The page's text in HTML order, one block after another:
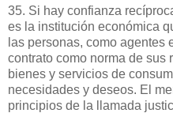
35. Si hay confianza
es la institución económica
las personas, como agentes
contrato como norma de sus
bienes y servicios de
necesidades y deseos. El
principios de la llamada